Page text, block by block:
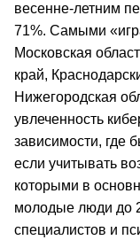
весенне-летним
71%. Самыми
Московская
край,
Нижегородская
увлеченность
зависимости, где
если учитывать
которыми в
молодые люди до
специалистов и